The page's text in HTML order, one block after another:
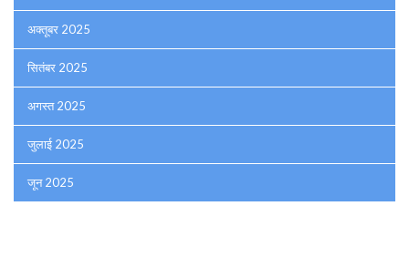
अक्तूबर 2025
सितंबर 2025
अगस्त 2025
जुलाई 2025
जून 2025